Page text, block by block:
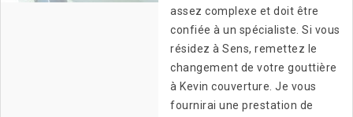
assez complexe et doit être
confiée à un spécialiste. Si vous
résidez à Sens, remettez le
changement de votre gouttière
à Kevin couverture. Je vous
fournirai une prestation de